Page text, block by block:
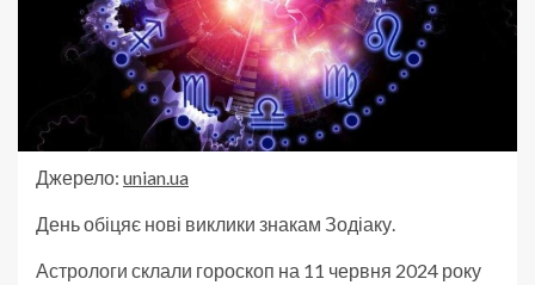
Джерело: unian.ua
День обіцяє нові виклики знакам Зодіаку.
Астрологи склали гороскоп на 11 червня 2024 року